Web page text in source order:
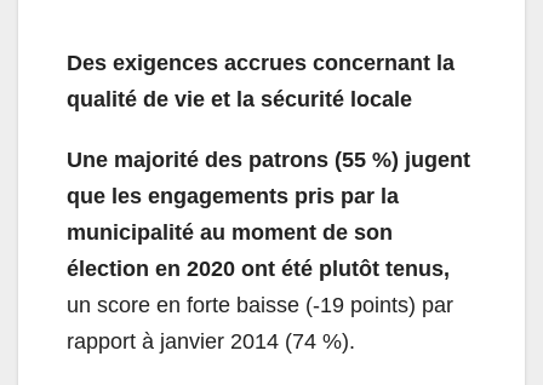
Des exigences accrues concernant la
qualité de vie et la sécurité locale
Une majorité des patrons (55 %) jugent
que les engagements pris par la
municipalité au moment de son
élection en 2020 ont été plutôt tenus,
un score en forte baisse (-19 points) par
rapport à janvier 2014 (74 %).